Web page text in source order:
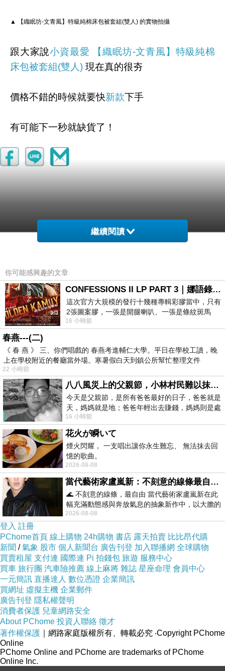
▲ 【織眠坊-文青風】特級純棉床包被套組(雙人) 的實物拍攝
跟大家說小資最愛 【織眠坊-文青風】特級純棉
床包被套組(雙人) 現在真的很夯
價格不錯的時候就要快新款下手
有可能下一秒就缺貨了！
其他細節 ★寫在這邊★
↓↓↓限量特惠的優惠按鈕↓↓↓
【 【織眠坊-文青風】特級純棉床包被套組(雙
人) 】
【織眠坊-文青風】特級純棉床包被套組(雙人)
戰利品
非買不可的理由
TOP
★ 台灣精製，品質卓越
★嚴選40支特級純棉布
★風格花色，品味生活
繼續閱讀
你可能感興趣的文章
CONFESSIONS II LP PART 3｜娜語錄II LP PART 3
這次官方大規模的發行十幾種專輯彩膠當中，只有
2張圖案膠，一張是開腿喇叭、一張是條紋斑馬
版；目前官網上只剩澳洲商店AU STORE
16 小時前
春燕---(二)
《 春 燕 》 三、你們唱戲的 春燕考進輔仁大學。平日在學校工讀，晚
上在學校附近的餐廳當外場。寒暑假白天到鎮公所幫忙整理文件
22 小時前
八八風災上的父親節，小林村民難以抹滅的痛
今天是父親節，是所有爸爸最好的日子，爸爸就是
天，媽媽就是地；爸爸年輕出去賺錢，媽媽則是處
理家務，職業不分高低貴賤，只有人品才
16 小時前
花火が瞬いて
煙火閃耀， 一支唱出讓你永生難忘、 無法抹去回
憶的歌曲。
2026-08-08
當代藝術家盧嵐新：不刻意的線條最自由，讓色彩流動、筆觸自己說話
🌊 不刻意的線條，最自由 當代藝術家盧嵐新在此
幅充滿動態感與奔放氣息的抽象新作中，以大膽的
藍色顏料在白色畫布上揮灑、壓印與流淌
2026-08-08
登入 註冊
PChome首頁 線上購物 24h購物 書店 露天拍賣 比比昂代購
新聞 /氣象 股市 個人新聞台 廣告刊登 加入聯播網 全球購物
買賣租屋 支付連 國際連 Pi 拍錢包 旅遊 服務中心
買車 旅行團 汽車險推薦 線上麻將 雜誌 星座命理 會員中心
一元簡訊 直播達人 數位憑證 企業簡訊
買網址 虛擬主機 企業郵件
廣告刊登 隱私權聲明
消費者保護 兒童網路安全
About PChome 投資人聯絡 徵才
著作權保護 ｜網路家庭版權所有、轉載必究 ‧Copyright PChome
Online
PChome Online and PChome are trademarks of PChome
Online Inc.